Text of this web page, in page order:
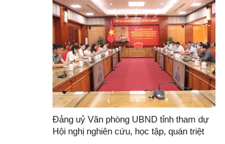
Đảng uỷ Văn phòng UBND tỉnh tham dự
Hội nghị nghiên cứu, học tập, quán triệt